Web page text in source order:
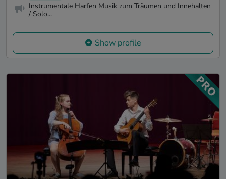
Instrumentale Harfen Musik zum Träumen und Innehalten
/ Solo...
Show profile